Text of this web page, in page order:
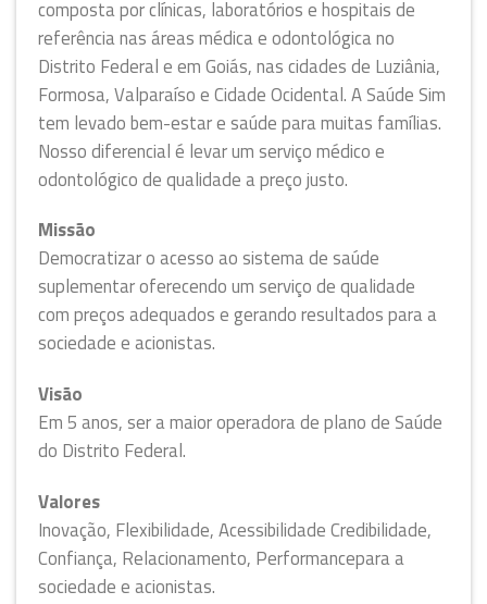
composta por clínicas, laboratórios e hospitais de
referência nas áreas médica e odontológica no
Distrito Federal e em Goiás, nas cidades de Luziânia,
Formosa, Valparaíso e Cidade Ocidental. A Saúde Sim
tem levado bem-estar e saúde para muitas famílias.
Nosso diferencial é levar um serviço médico e
odontológico de qualidade a preço justo.
Missão
Democratizar o acesso ao sistema de saúde
suplementar oferecendo um serviço de qualidade
com preços adequados e gerando resultados para a
sociedade e acionistas.
Visão
Em 5 anos, ser a maior operadora de plano de Saúde
do Distrito Federal.
Valores
Inovação, Flexibilidade, Acessibilidade Credibilidade,
Confiança, Relacionamento, Performance​para a
sociedade e acionistas.